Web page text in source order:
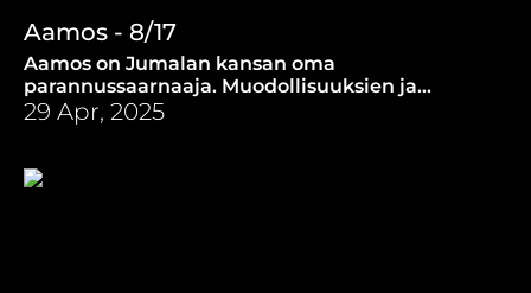
Aamos - 8/17
Aamos on Jumalan kansan oma
parannussaarnaaja. Muodollisuuksien ja
uhrimenojen sijaan Jumala kaipasi oikeutta ja
totuudellisuutta.
29 Apr, 2025